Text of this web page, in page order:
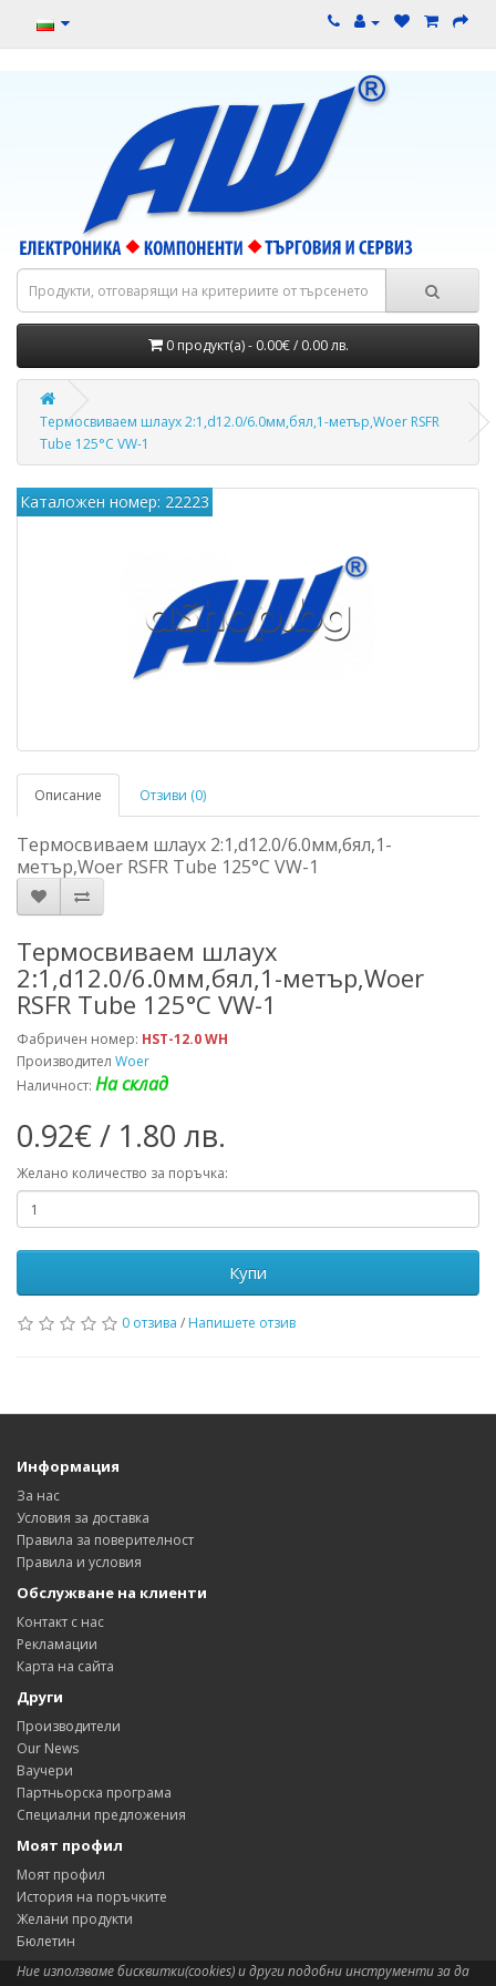
0 продукт(а) - 0.00€ / 0.00 лв.
Термосвиваем шлаух 2:1,d12.0/6.0мм,бял,1-метър,Woer RSFR
Tube 125°C VW-1
Каталожен номер: 22223
Описание Отзиви (0)
Термосвиваем шлаух 2:1,d12.0/6.0мм,бял,1-
метър,Woer RSFR Tube 125°C VW-1
Термосвиваем шлаух
2:1,d12.0/6.0мм,бял,1-метър,Woer
RSFR Tube 125°C VW-1
Фабричен номер: HST-12.0 WH
Производител Woer
Наличност: На склад
0.92€ / 1.80 лв.
Желано количество за поръчка:
Купи
0 отзива / Напишете отзив
Информация
За нас
Условия за доставка
Правила за поверителност
Правила и условия
Обслужване на клиенти
Контакт с нас
Рекламации
Карта на сайта
Други
Производители
Our News
Ваучери
Партньорска програма
Специални предложения
Моят профил
Моят профил
История на поръчките
Желани продукти
Бюлетин
Ние използваме бисквитки(cookies) и други подобни инструменти за да